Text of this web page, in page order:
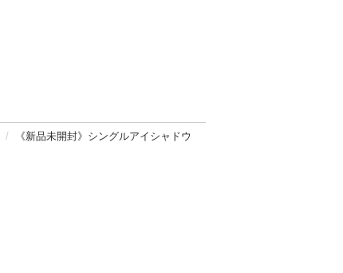
《新品未開封》シングルアイシャドウ